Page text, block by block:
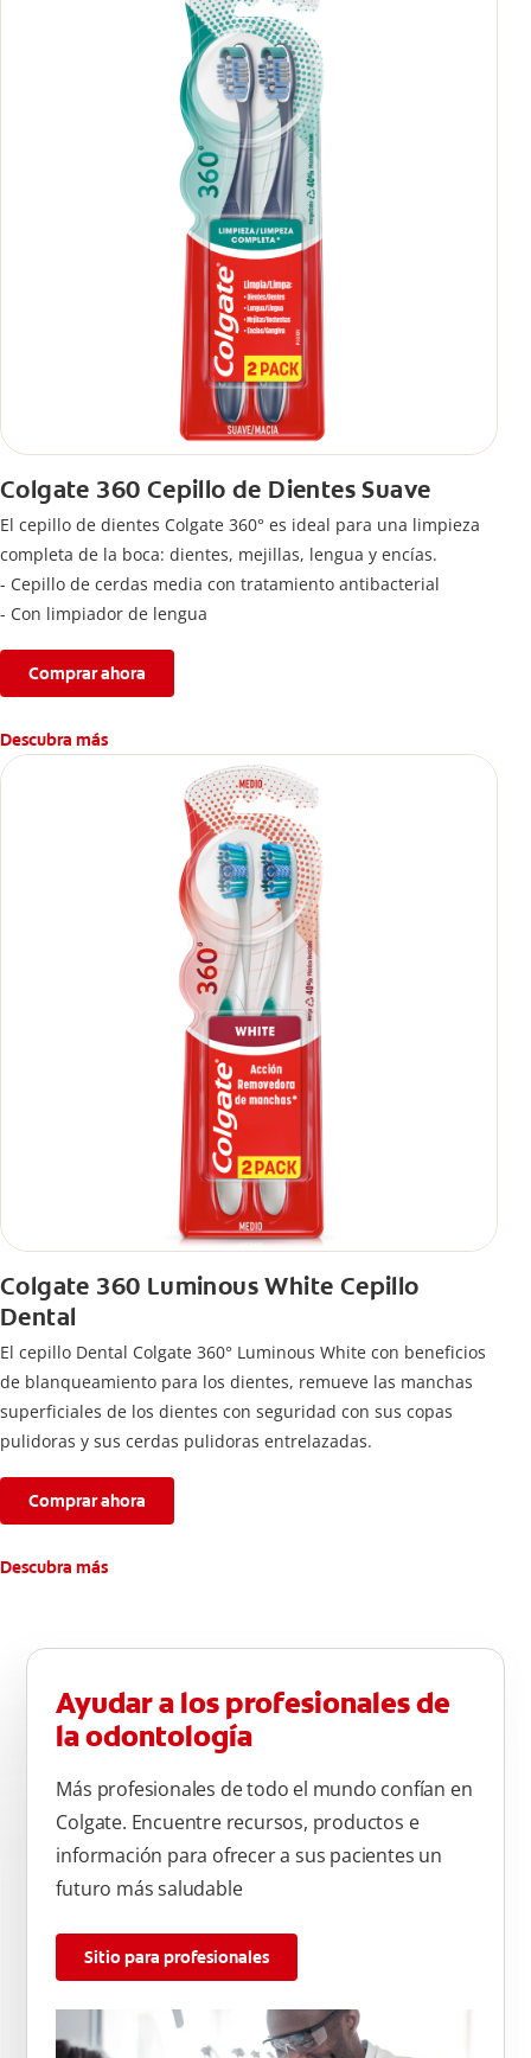
Colgate 360 Cepillo de Dientes Suave
El cepillo de dientes Colgate 360° es ideal para una limpieza
completa de la boca: dientes, mejillas, lengua y encías.
- Cepillo de cerdas media con tratamiento antibacterial
- Con limpiador de lengua
Comprar ahora
Descubra más
Colgate 360 Luminous White Cepillo
Dental
El cepillo Dental Colgate 360° Luminous White con beneficios
de blanqueamiento para los dientes, remueve las manchas
superficiales de los dientes con seguridad con sus copas
pulidoras y sus cerdas pulidoras entrelazadas.
Comprar ahora
Descubra más
Ayudar a los profesionales de
la odontología
Más profesionales de todo el mundo confían en
Colgate. Encuentre recursos, productos e
información para ofrecer a sus pacientes un
futuro más saludable
Sitio para profesionales